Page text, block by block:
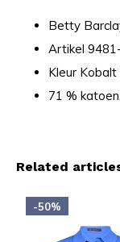
Betty
Artikel
Kleur
71 %
Related
-50%